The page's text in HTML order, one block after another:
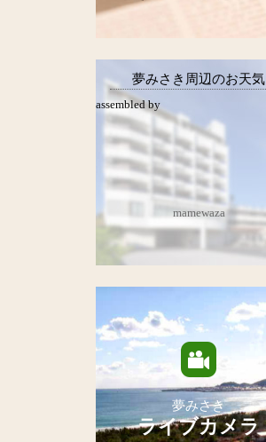
夢みさき周辺のお天気
assembled by
mamewaza
夢みさき
ライブカメラ